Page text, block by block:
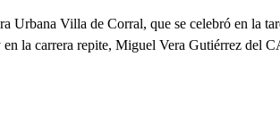
Urbana Villa de Corral, que se celebró en la
la carrera repite, Miguel Vera Gutiérrez del